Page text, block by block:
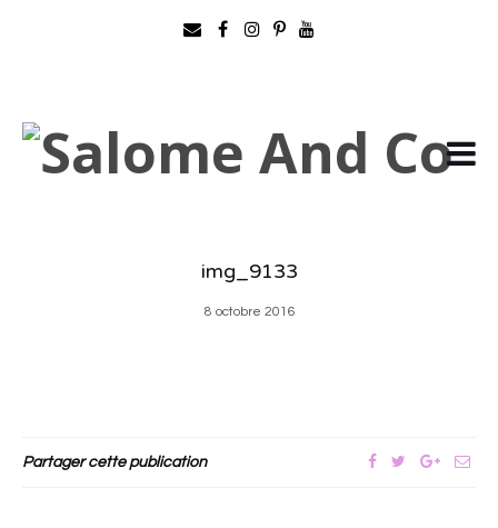
img_9133
8 octobre 2016
Partager cette publication